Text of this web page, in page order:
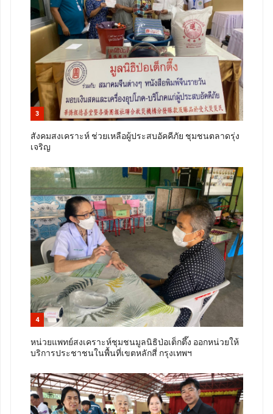
3
สังคมสงเคราะห์ ช่วยเหลือผู้ประสบอัคคีภัย ชุมชนตลาดรุ่ง
เจริญ
4
หน่วยแพทย์สงเคราะห์ชุมชนมูลนิธิป่อเต็กตึ๊ง ออกหน่วยให้
บริการประชาชนในพื้นที่เขตหลักสี่ กรุงเทพฯ